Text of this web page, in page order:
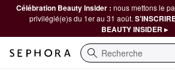
Célébration Beauty Insider : nous mettons le
privilégié(e)s du 1er au 31 août.
BEAUTY INSIDER ▸
Recherche